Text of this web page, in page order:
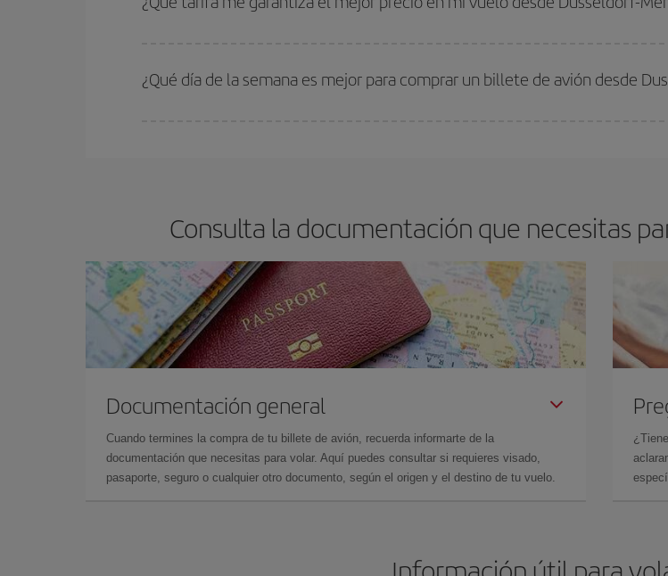
¿Qué día de la semana es mejor para comprar un billete de avión desde
Consulta la documentación que necesitas
Documentación general
Cuando termines la compra de tu billete de avión, recuerda informarte de la
documentación que necesitas para volar. Aquí puedes consultar si requieres visado,
pasaporte, seguro o cualquier otro documento, según el origen y el destino de tu vuelo.